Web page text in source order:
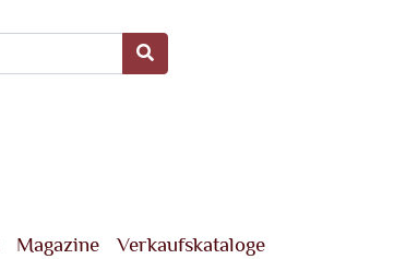
Magazine Verkaufskataloge